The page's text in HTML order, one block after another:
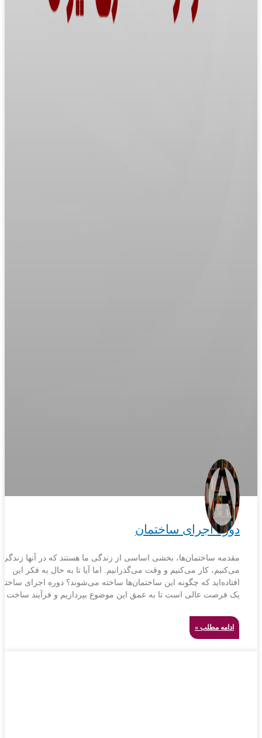
دوره اجرای ساختمان
مقدمه ساختمان‌ها، بخشی اساسی از زندگی ما هستند که در آنها زندگی
می‌کنیم، کار می‌کنیم و وقت می‌گذرانیم. اما آیا تا به حال به فکر این
افتاده‌اید که چگونه این ساختمان‌ها ساخته می‌شوند؟ دوره اجرای
یک فرصت عالی است تا به عمق این موضوع بپردازیم و فرآیند ساخت
ادامه مطلب »